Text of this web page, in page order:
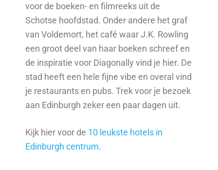
voor de boeken- en filmreeks uit de
Schotse hoofdstad. Onder andere het graf
van Voldemort, het café waar J.K. Rowling
een groot deel van haar boeken schreef en
de inspiratie voor Diagonally vind je hier. De
stad heeft een hele fijne vibe en overal vind
je restaurants en pubs. Trek voor je bezoek
aan Edinburgh zeker een paar dagen uit.
Kijk hier voor de 10 leukste hotels in
Edinburgh centrum.